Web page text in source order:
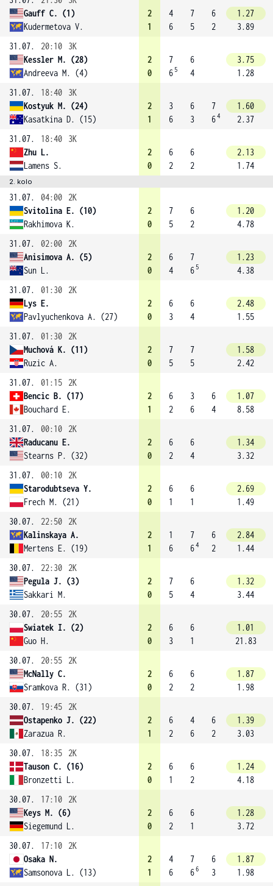
Gauff C. (1)
Kudermetova V.
2
1
4
6
7
5
6
2
1.27
3.89
31.07.
20:10
3K
Kessler M. (28)
Andreeva M. (4)
2
0
7
6 5
6
4
3.75
1.28
31.07.
18:40
3K
Kostyuk M. (24)
Kasatkina D. (15)
2
1
3
6
6
3
7
64
1.60
2.37
31.07.
18:40
3K
Zhu L.
Lamens S.
2
0
6
2
6
2
2.13
1.74
2. kolo
31.07. 04:00
2K
Svitolina E. (10)
Rakhimova K.
2
0
7
5
6
2
1.20
4.78
31.07.
02:00
2K
Anisimova A. (5)
Sun L.
2
0
6
4
7
6 5
1.23
4.38
31.07.
01:30
2K
Lys E.
Pavlyuchenkova A. (27)
2
0
6
3
6
4
2.48
1.55
31.07.
01:30
2K
Muchová K. (11)
Ruzic A.
2
0
7
5
7
5
1.58
2.42
31.07.
01:15
2K
Bencic B. (17)
Bouchard E.
2
1
6
2
3
6
6
4
1.07
8.58
31.07.
00:10
2K
Raducanu E.
Stearns P. (32)
2
0
6
2
6
4
1.34
3.32
31.07.
00:10
2K
Starodubtseva Y.
Frech M. (21)
2
0
6
1
6
1
2.69
1.49
30.07.
22:50
2K
Kalinskaya A.
Mertens E. (19)
2
1
1
6
7
64
6
2
2.84
1.44
30.07.
22:30
2K
Pegula J. (3)
Sakkari M.
2
0
7
5
6
4
1.32
3.44
30.07.
20:55
2K
Swiatek I. (2)
Guo H.
2
0
6
3
6
1
1.01
21.83
30.07.
20:55
2K
McNally C.
Sramkova R. (31)
2
0
6
2
6
2
1.87
1.98
30.07.
19:45
2K
Ostapenko J. (22)
Zarazua R.
2
1
6
2
4
6
6
2
1.39
3.03
30.07.
18:35
2K
Tauson C. (16)
Bronzetti L.
2
0
6
1
6
2
1.24
4.18
30.07.
17:10
2K
Keys M. (6)
Siegemund L.
2
0
6
2
6
1
1.28
3.72
30.07.
17:10
2K
Osaka N.
Samsonova L. (13)
2
1
4
6
7
66
6
3
1.87
1.98